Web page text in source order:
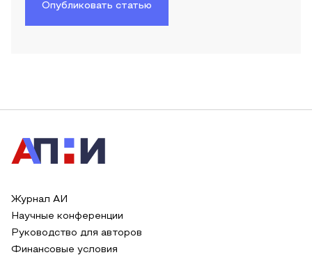
Опубликовать статью
Журнал АИ
Научные конференции
Руководство для авторов
Финансовые условия